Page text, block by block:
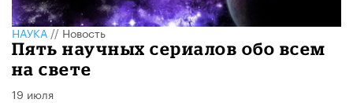
НАУКА//Новость
Пять научных сериалов обо всем
на свете
19 июля